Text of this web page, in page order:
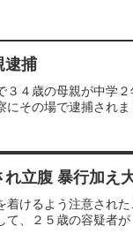
逮捕
３４歳の母親が中学
その場で逮捕されま
立腹 暴行加え
着けるよう注意され
、２５歳の容疑者が